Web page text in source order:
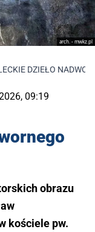
arch. - mwkz.pl
DZIEŁO
09:19
obrazu
kościele pw.